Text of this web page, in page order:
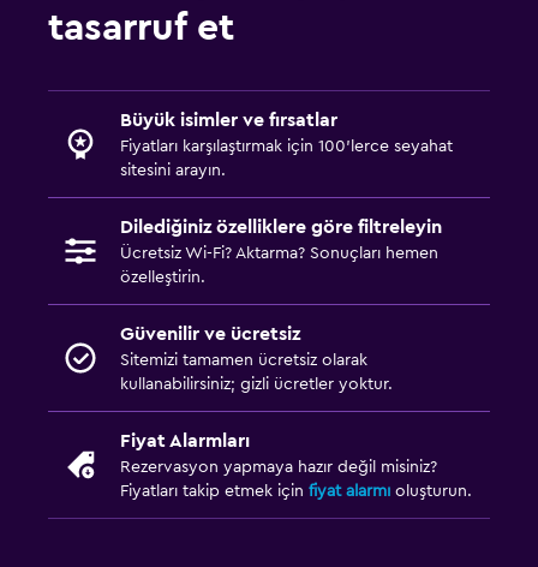
tasarruf et
Büyük isimler ve fırsatlar
Fiyatları karşılaştırmak için 100'lerce seyahat
sitesini arayın.
Dilediğiniz özelliklere göre filtreleyin
Ücretsiz Wi-Fi? Aktarma? Sonuçları hemen
özelleştirin.
Güvenilir ve ücretsiz
Sitemizi tamamen ücretsiz olarak
kullanabilirsiniz; gizli ücretler yoktur.
Fiyat Alarmları
Rezervasyon yapmaya hazır değil misiniz?
Fiyatları takip etmek için fiyat alarmı oluşturun.